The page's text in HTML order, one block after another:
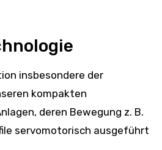
insbesondere der
kompakten
deren Bewegung z. B.
servomotorisch ausgeführt